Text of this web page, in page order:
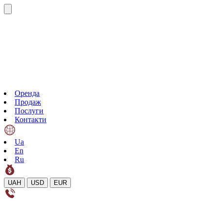
Оренда
Продаж
Послуги
Контакти
Ua
En
Ru
UAH USD EUR